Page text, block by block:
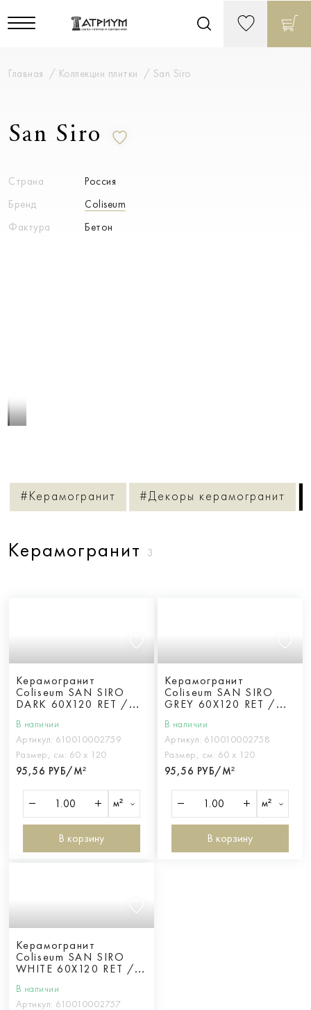
Главная Коллекции плитки San Siro
San Siro
Страна
Россия
Бренд
Coliseum
Фактура
Бетон
1
#Керамогранит #Декоры керамогранит
Керамогранит 3
Керамогранит
Coliseum SAN SIRO
DARK 60X120 RET /
60X120 ретт.
В наличии
Артикул: 610010002759
Размер, см: 60 х 120
95,56 РУБ/М²
м²
В корзину
Керамогранит
Coliseum SAN SIRO
GREY 60X120 RET /
60X120 ретт.
В наличии
Артикул: 610010002758
Размер, см: 60 х 120
95,56 РУБ/М²
м²
В корзину
Керамогранит
Coliseum SAN SIRO
WHITE 60X120 RET /
60X120 ретт.
В наличии
Артикул: 610010002757